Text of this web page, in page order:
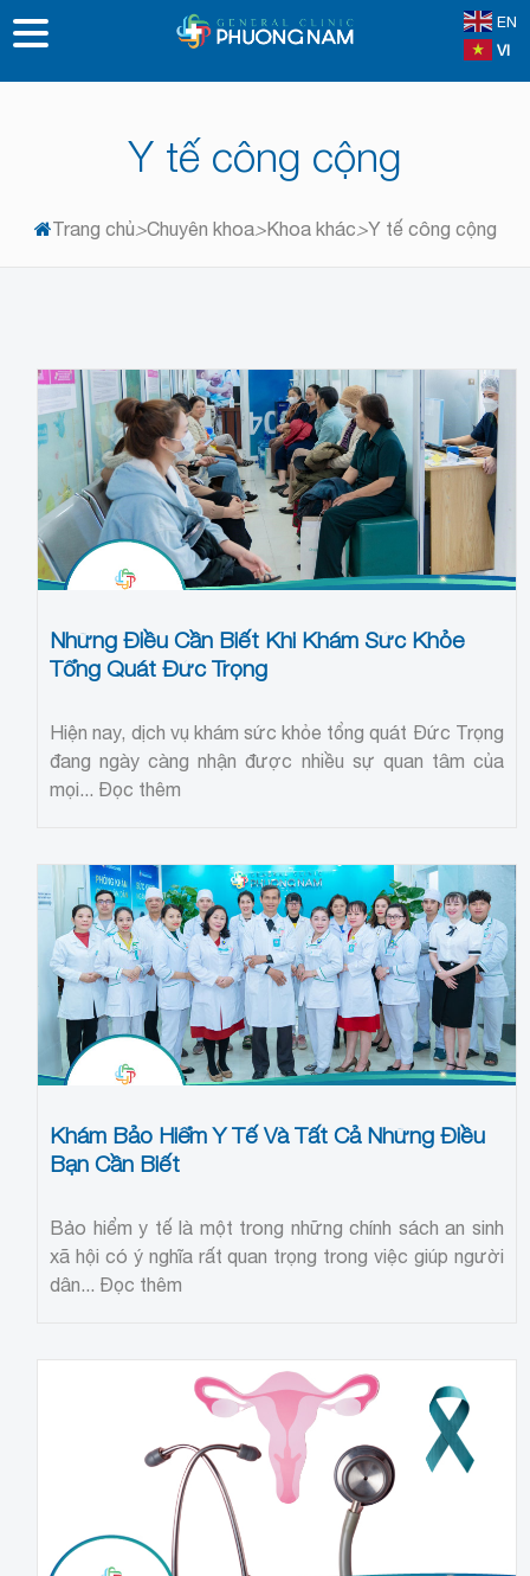
EN
VI
Y tế công cộng
Trang chủ>Chuyên khoa>Khoa khác>Y tế công cộng
Những Điều Cần Biết Khi Khám Sức Khỏe
Tổng Quát Đức Trọng
Hiện nay, dịch vụ khám sức khỏe tổng quát Đức Trọng
đang ngày càng nhận được nhiều sự quan tâm của
mọi... Đọc thêm
Khám Bảo Hiểm Y Tế Và Tất Cả Những Điều
Bạn Cần Biết
Bảo hiểm y tế là một trong những chính sách an sinh
xã hội có ý nghĩa rất quan trọng trong việc giúp người
dân... Đọc thêm